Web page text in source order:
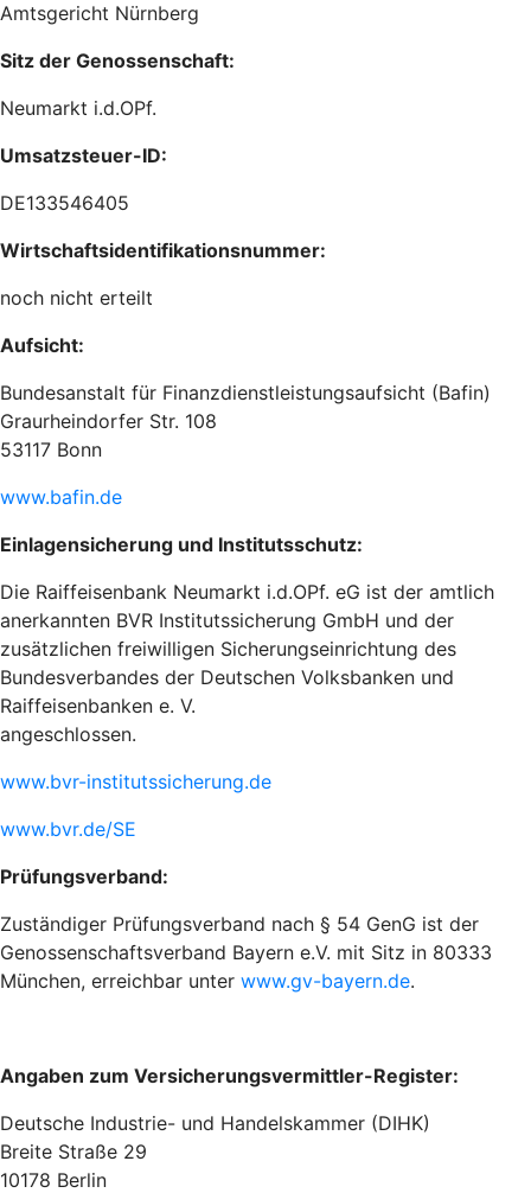
Amtsgericht Nürnberg
Sitz der Genossenschaft:
Neumarkt i.d.OPf.
Umsatzsteuer-ID:
DE133546405
Wirtschaftsidentifikationsnummer:
noch nicht erteilt
Aufsicht:
Bundesanstalt für Finanzdienstleistungsaufsicht (Bafin)
Graurheindorfer Str. 108
53117 Bonn
www.bafin.de
Einlagensicherung und Institutsschutz:
Die Raiffeisenbank Neumarkt i.d.OPf. eG ist der amtlich
anerkannten BVR Institutssicherung GmbH und der
zusätzlichen freiwilligen Sicherungseinrichtung des
Bundesverbandes der Deutschen Volksbanken und
Raiffeisenbanken e. V.
angeschlossen.
www.bvr-institutssicherung.de
www.bvr.de/SE
Prüfungsverband:
Zuständiger Prüfungsverband nach § 54 GenG ist der
Genossenschaftsverband Bayern e.V. mit Sitz in 80333
München, erreichbar unter www.gv-bayern.de.
Angaben zum Versicherungsvermittler-Register:
Deutsche Industrie- und Handelskammer (DIHK)
Breite Straße 29
10178 Berlin